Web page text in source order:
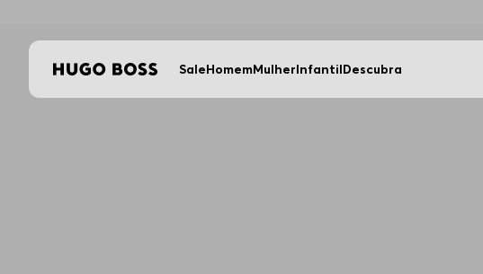
SaleHomemMulherInfantilDescubra